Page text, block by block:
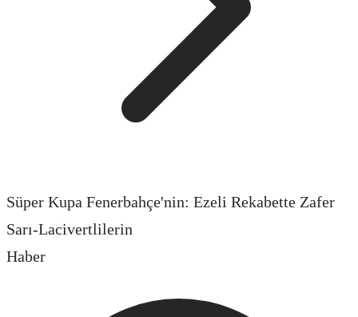
Süper Kupa Fenerbahçe'nin: Ezeli Rekabette Zafer
Sarı-Lacivertlilerin
Haber